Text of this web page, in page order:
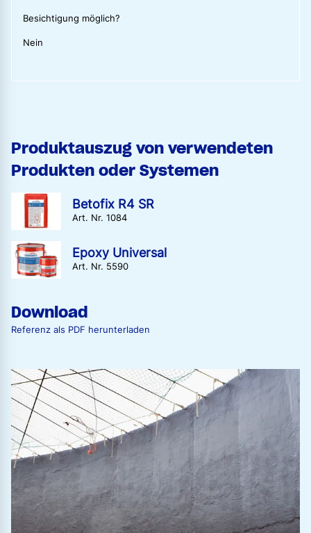
Besichtigung möglich?
Nein
Produktauszug von verwendeten
Produkten oder Systemen
Betofix R4 SR
Art. Nr. 1084
Epoxy Universal
Art. Nr. 5590
Download
Referenz als PDF herunterladen